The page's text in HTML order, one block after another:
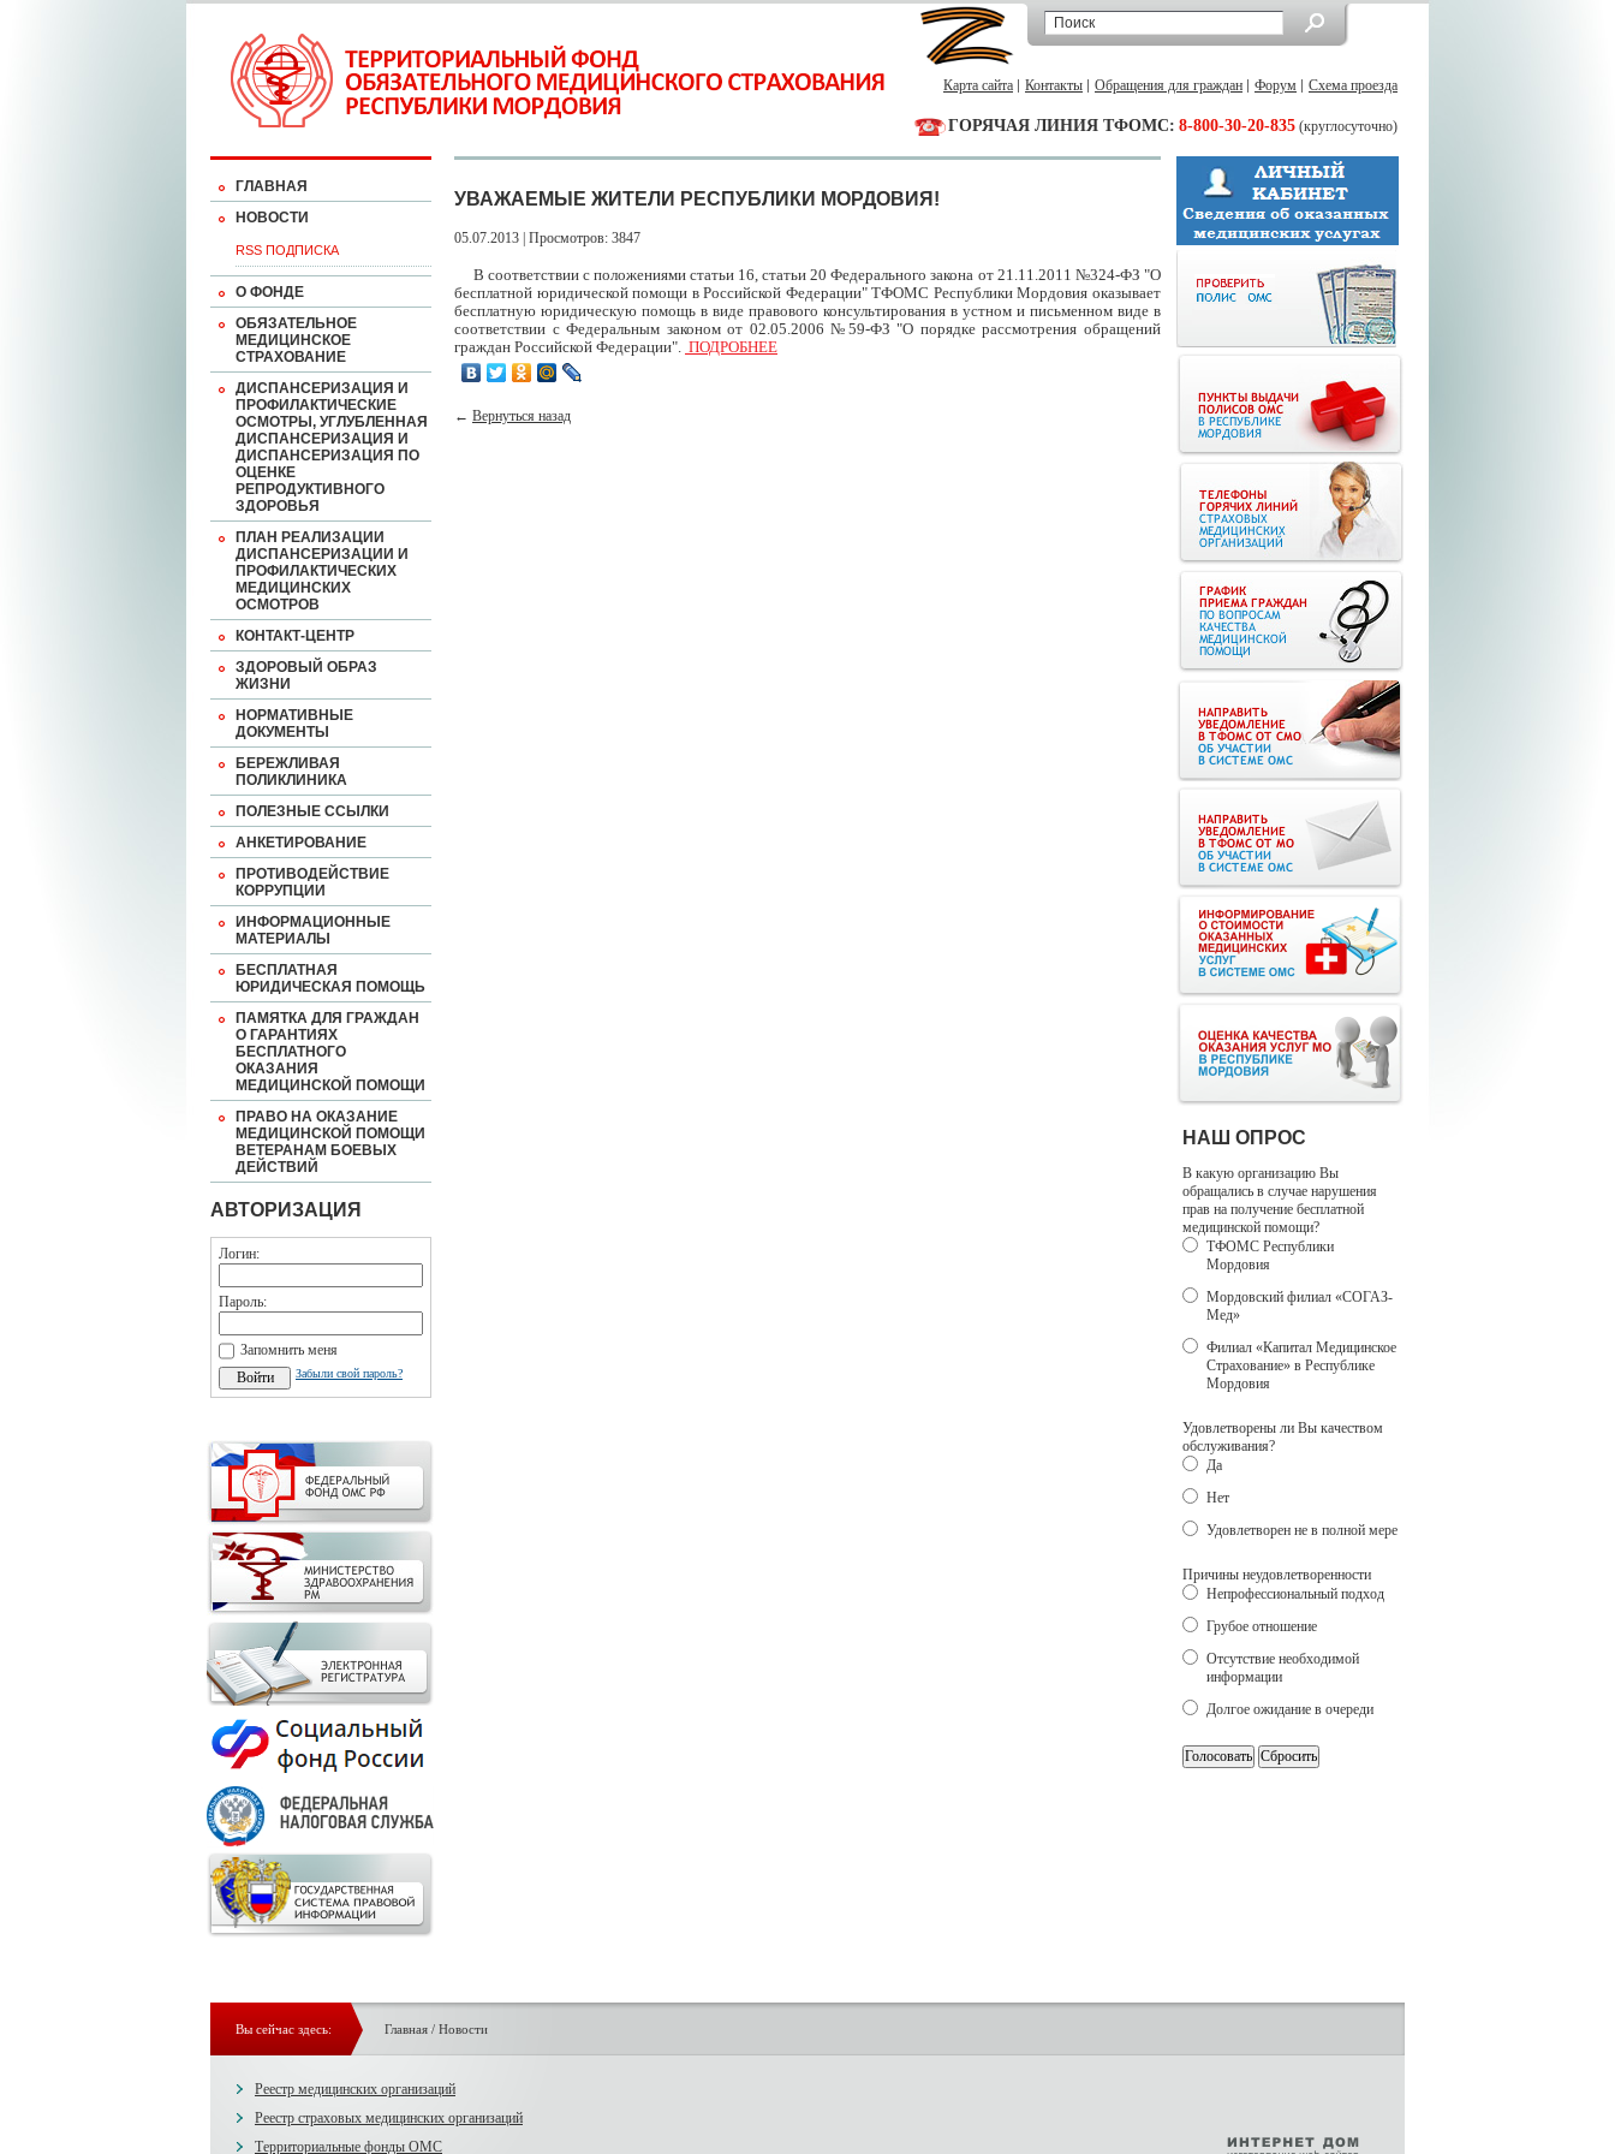
Карта сайта Контакты Обращения для граждан Форум Схема проезда
ГОРЯЧАЯ ЛИНИЯ ТФОМС: 8-800-30-20-835 (круглосуточно)
ГЛАВНАЯ
НОВОСТИ
RSS ПОДПИСКА
О ФОНДЕ
ОБЯЗАТЕЛЬНОЕ
МЕДИЦИНСКОЕ
СТРАХОВАНИЕ
ДИСПАНСЕРИЗАЦИЯ И
ПРОФИЛАКТИЧЕСКИЕ
ОСМОТРЫ, УГЛУБЛЕННАЯ
ДИСПАНСЕРИЗАЦИЯ И
ДИСПАНСЕРИЗАЦИЯ ПО
ОЦЕНКЕ
РЕПРОДУКТИВНОГО
ЗДОРОВЬЯ
ПЛАН РЕАЛИЗАЦИИ
ДИСПАНСЕРИЗАЦИИ И
ПРОФИЛАКТИЧЕСКИХ
МЕДИЦИНСКИХ
ОСМОТРОВ
КОНТАКТ-ЦЕНТР
ЗДОРОВЫЙ ОБРАЗ
ЖИЗНИ
НОРМАТИВНЫЕ
ДОКУМЕНТЫ
БЕРЕЖЛИВАЯ
ПОЛИКЛИНИКА
ПОЛЕЗНЫЕ ССЫЛКИ
АНКЕТИРОВАНИЕ
ПРОТИВОДЕЙСТВИЕ
КОРРУПЦИИ
ИНФОРМАЦИОННЫЕ
МАТЕРИАЛЫ
БЕСПЛАТНАЯ
ЮРИДИЧЕСКАЯ ПОМОЩЬ
ПАМЯТКА ДЛЯ ГРАЖДАН
О ГАРАНТИЯХ
БЕСПЛАТНОГО
ОКАЗАНИЯ
МЕДИЦИНСКОЙ ПОМОЩИ
ПРАВО НА ОКАЗАНИЕ
МЕДИЦИНСКОЙ ПОМОЩИ
ВЕТЕРАНАМ БОЕВЫХ
ДЕЙСТВИЙ
АВТОРИЗАЦИЯ
Логин:
Пароль:
Запомнить меня
Забыли свой пароль?
УВАЖАЕМЫЕ ЖИТЕЛИ РЕСПУБЛИКИ МОРДОВИЯ!
05.07.2013 | Просмотров: 3847
В соответствии с положениями статьи 16, статьи 20 Федерального закона от 21.11.2011 №324-ФЗ "О
бесплатной юридической помощи в Российской Федерации" ТФОМС Республики Мордовия оказывает
бесплатную юридическую помощь в виде правового консультирования в устном и письменном виде в
соответствии с Федеральным законом от 02.05.2006 №59-ФЗ "О порядке рассмотрения обращений
граждан Российской Федерации". ПОДРОБНЕЕ
← Вернуться назад
НАШ ОПРОС
В какую организацию Вы
обращались в случае нарушения
прав на получение бесплатной
медицинской помощи?
ТФОМС Республики
Мордовия
Мордовский филиал «СОГАЗ-
Мед»
Филиал «Капитал Медицинское
Страхование» в Республике
Мордовия
Удовлетворены ли Вы качеством
обслуживания?
Да
Нет
Удовлетворен не в полной мере
Причины неудовлетворенности
Непрофессиональный подход
Грубое отношение
Отсутствие необходимой
информации
Долгое ожидание в очереди
Вы сейчас здесь: Главная/ Новости
Реестр медицинских организаций
Реестр страховых медицинских организаций
Территориальные фонды ОМС